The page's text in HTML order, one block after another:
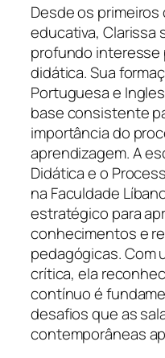
Desde os
educativa, Clarissa
profundo interesse
didática. Sua
Portuguesa e
base consistente
importância do
aprendizagem. A
Didática e o
na Faculdade
estratégico para
conhecimentos e
pedagógicas. Com
crítica, ela
contínuo é
desafios que as
contemporâneas